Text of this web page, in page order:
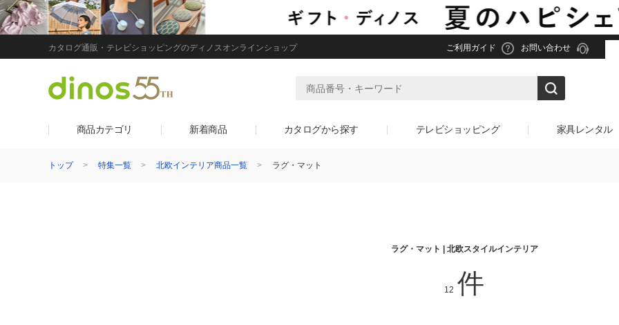
カタログ通販・テレビショッピングのディノスオンラインショップ ご利用ガイド お問い合わせ
商品カテゴリ 新着商品 カタログから探す テレビショッピング 家具レンタル
トップ 特集一覧 北欧インテリア商品一覧 ラグ・マット
ラグ・マット | 北欧スタイルインテリア
12 件